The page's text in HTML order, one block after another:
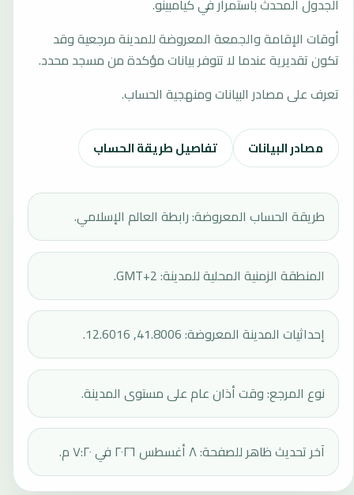
أوقات الإقامة والجمعة المعروضة للمدينة مرجعية وقد
تكون تقديرية عندما لا تتوفر بيانات مؤكدة من مسجد محدد.
تعرف على مصادر البيانات ومنهجية الحساب.
مصادر البيانات تفاصيل طريقة الحساب
طريقة الحساب المعروضة: رابطة العالم الإسلامي.
المنطقة الزمنية المحلية للمدينة: GMT+2.
إحداثيات المدينة المعروضة: 41.8006, 12.6016.
نوع المرجع: وقت أذان عام على مستوى المدينة.
آخر تحديث ظاهر للصفحة: ٨ أغسطس ٢٠٢٦ في ٧:٢٠ م.